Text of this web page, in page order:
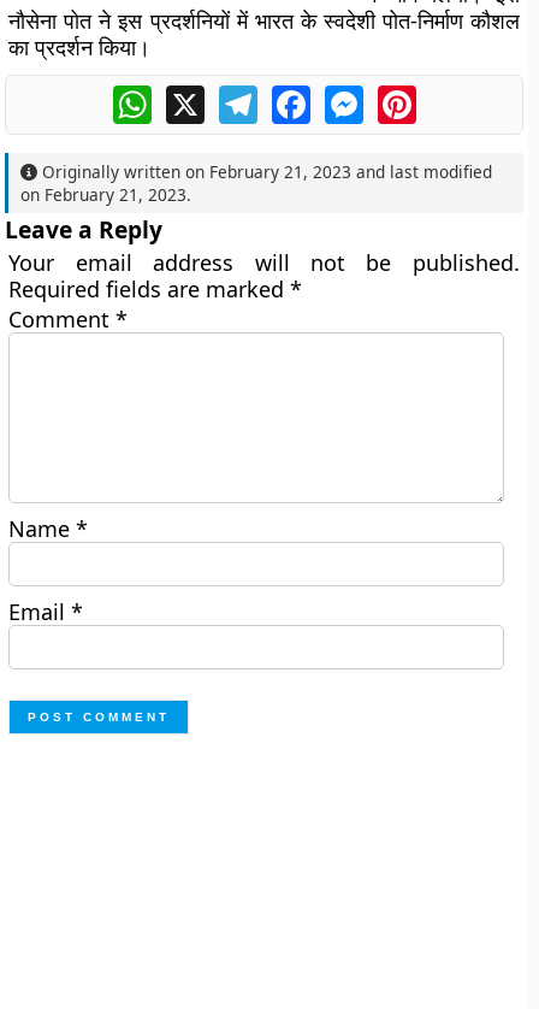
नौसेना पोत ने इस प्रदर्शनियों में भारत के स्वदेशी पोत-निर्माण कौशल
का प्रदर्शन किया।
WhatsApp
X TelegramFacebookMessengerPinterest
Originally written on February 21, 2023 and last modified
on February 21, 2023.
Leave a Reply
Your email address will not be published.
Required fields are marked*
Comment*
Name*
Email*